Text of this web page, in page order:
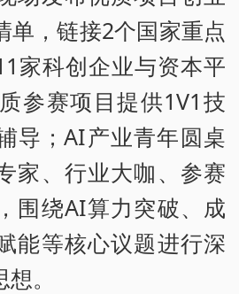
单，链接2个国家重点
家科创企业与资本平
参赛项目提供1V1技
导；AI产业青年圆桌
家、行业大咖、参赛
围绕AI算力突破、成
能等核心议题进行深
。